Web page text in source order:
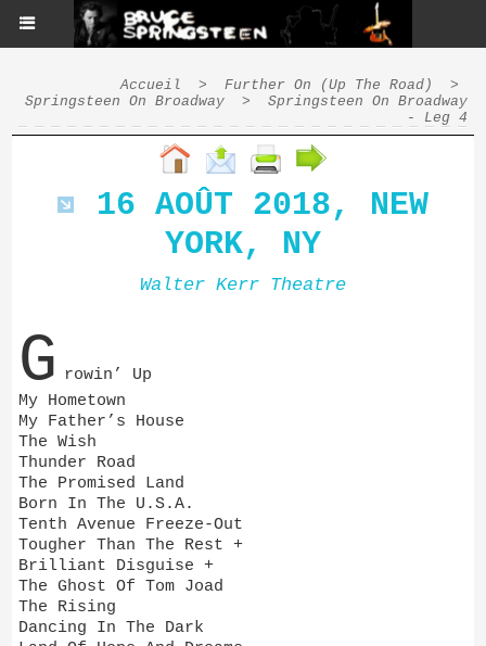
Accueil > Further On (Up The Road)
>
Springsteen On Broadway
>
Springsteen On Broadway
- Leg 4
16 AOÛT 2018, NEW
YORK, NY
Walter Kerr Theatre
G rowin’ Up
My Hometown
My Father’s House
The Wish
Thunder Road
The Promised Land
Born In The U.S.A.
Tenth Avenue Freeze-Out
Tougher Than The Rest +
Brilliant Disguise +
The Ghost Of Tom Joad
The Rising
Dancing In The Dark